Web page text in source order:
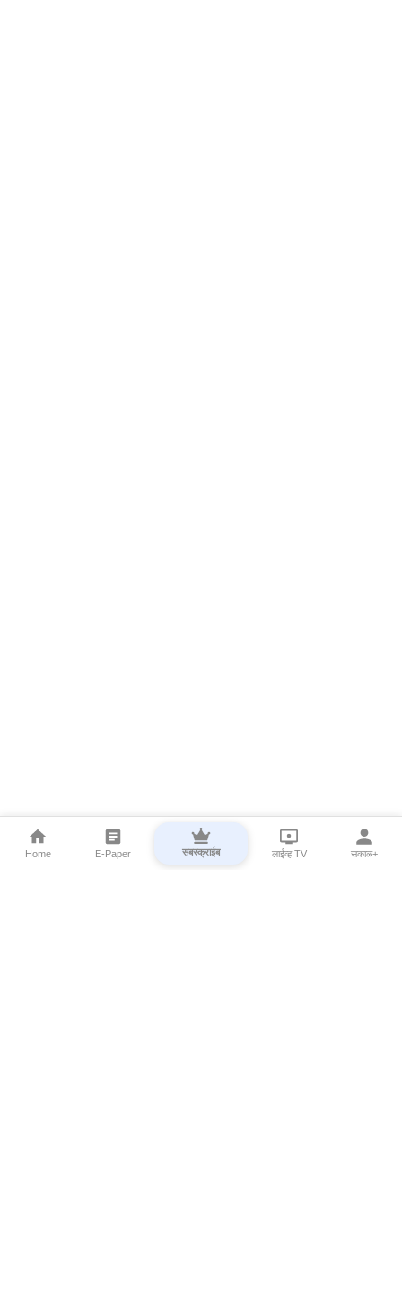
Home E-Paper सबस्क्राईब लाईव्ह TV सकाळ+